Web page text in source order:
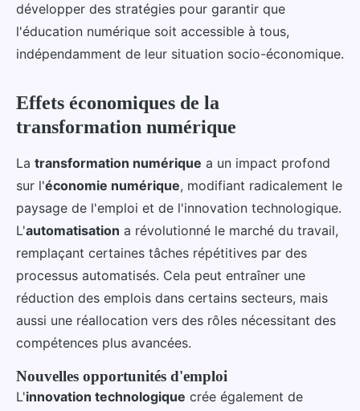
développer des stratégies pour garantir que
l'éducation numérique soit accessible à tous,
indépendamment de leur situation socio-économique.
Effets économiques de la
transformation numérique
La transformation numérique a un impact profond
sur l'économie numérique, modifiant radicalement le
paysage de l'emploi et de l'innovation technologique.
L'automatisation a révolutionné le marché du travail,
remplaçant certaines tâches répétitives par des
processus automatisés. Cela peut entraîner une
réduction des emplois dans certains secteurs, mais
aussi une réallocation vers des rôles nécessitant des
compétences plus avancées.
Nouvelles opportunités d'emploi
L'innovation technologique crée également de